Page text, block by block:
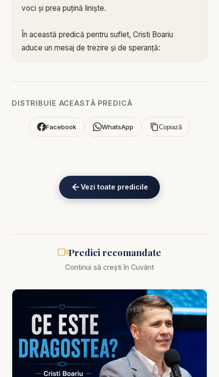
voci și prea puțină liniște.
În această predică pentru suflet, Cristi Boariu
aduce un mesaj de trezire și de speranță:
vorbit prin Hristos, a vorbit prin conștiință, a vorbit
încercări și, de multe ori, vorbește prin acel „nu”
Mesajul subliniază că Biblia este vocea clară a lui
Pentru că semnele pot fi interpretate, emoțiile pot
înșela, oamenii pot manipula, dar Scriptura rămâne
stabilă. Când Dumnezeu îți vorbește, El nu te
aruncă în confuzie, ci te aduce în adevăr. Nu îți
promite mereu confort, dar îți dă direcție.
Predica te provoacă să-ți pui o întrebare sinceră:
vrei cu adevărat să auzi vocea lui Dumnezeu sau
vrei doar confirmarea planurilor tale? De multe ori,
omul spune „Doamne, vorbește-mi”, dar, în
DISTRIBUIE ACEASTĂ PREDICĂ
Facebook WhatsApp Copiază
Vezi toate predicile
Predici recomandate
Continui să crești în Cuvânt